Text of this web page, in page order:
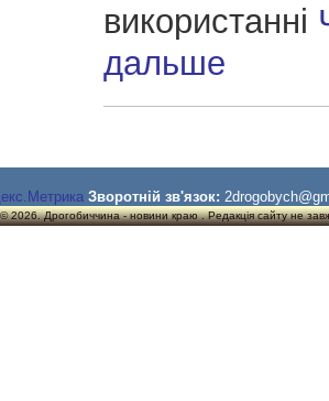
використанні
дальше
Зворотній зв'язок:
2026. Дрогобиччина - новини краю . Редакція сайту не